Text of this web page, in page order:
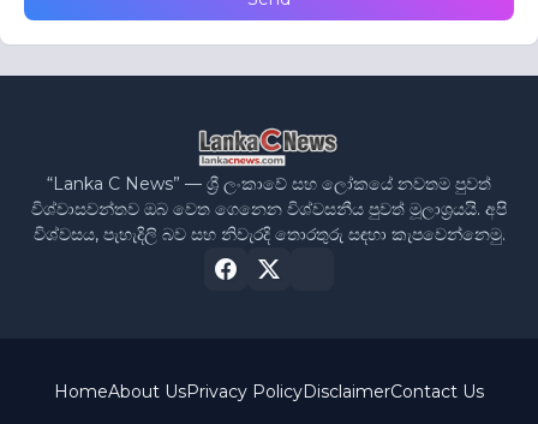
“Lanka C News” — ශ්‍රී ලංකාවේ සහ ලෝකයේ නවතම පුවත්
විශ්වාසවන්තව ඔබ වෙත ගෙනෙන විශ්වසනීය පුවත් මූලාශ්‍රයයි. අපි
විශ්වසය, පැහැදිලි බව සහ නිවැරදි තොරතුරු සඳහා කැපවෙන්නෙමු.
HomeAbout UsPrivacy PolicyDisclaimerContact Us